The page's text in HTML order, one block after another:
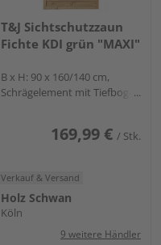
T&J Sichtschutzzaun
Fichte KDI grün "MAXI"
B x H: 90 x 160/140 cm,
Schrägelement mit Tiefbogen
169,99 € / Stk.
Verkauf & Versand
Holz Schwan
Köln
9 weitere Händler